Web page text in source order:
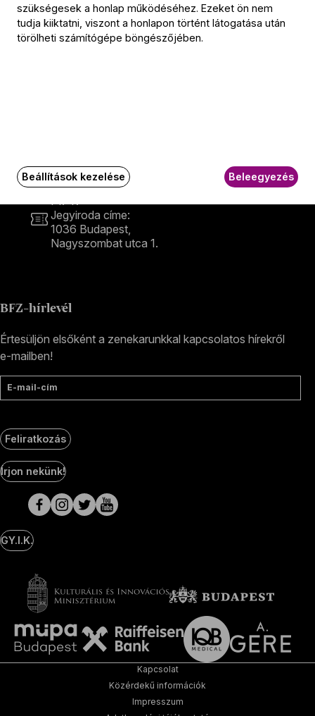
Postacím:
1300 Budapest,
Pf. 47
Jegyiroda címe:
1036 Budapest,
Nagyszombat utca 1.
BFZ-hírlevél
Értesüljön elsőként a zenekarunkkal kapcsolatos hírekről
e-mailben!
E-mail-cím
Feliratkozás
Social
Media
oldalak
Írjon nekünk!
GY.I.K.
Kapcsolat
Közérdekű információk
Impresszum
szükségesek a honlap működéséhez. Ezeket ön nem
tudja kiiktatni, viszont a honlapon történt látogatása után
törölheti számítógépe böngészőjében.
Beállítások kezelése Beleegyezés